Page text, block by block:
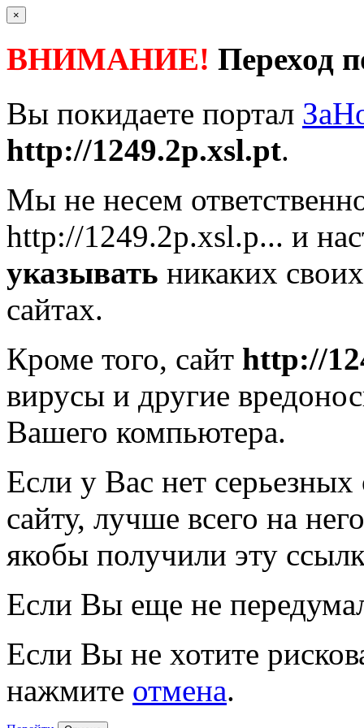
×
ВНИМАНИЕ! Переход
Вы покидаете портал
http://1249.2p.xsl.pt.
Мы не несем
http://1249.2p.xsl.p... и
указывать никаких
сайтах.
Кроме того, сайт http://
вирусы и другие
Вашего компьютера.
Если у Вас нет
сайту, лучше всего на
якобы получили эту
Если Вы еще не
Если Вы не хотите
нажмите отмена.